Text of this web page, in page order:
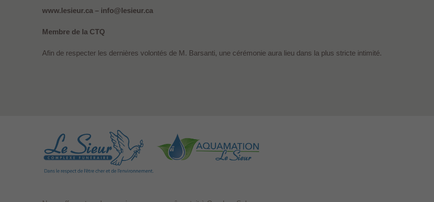
www.lesieur.ca – info@lesieur.ca
Membre de la CTQ
Afin de respecter les dernières volontés de M. Barsanti, une cérémonie aura lieu dans la plus stricte intimité.